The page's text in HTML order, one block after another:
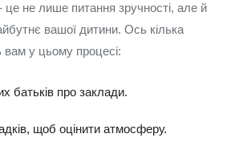
це не лише питання зручності, але й
вашої дитини. Ось кілька
вам у цьому процесі:
батьків про заклади.
щоб оцінити атмосферу.